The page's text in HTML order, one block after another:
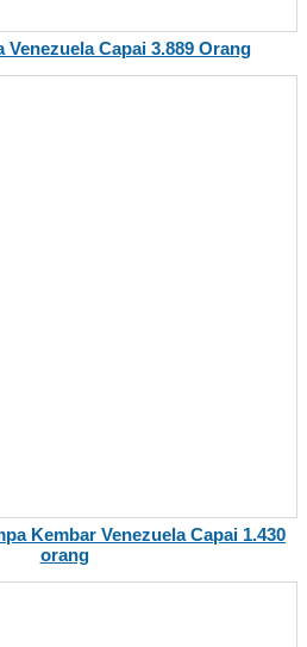
Venezuela Capai 3.889 Orang
Kembar Venezuela Capai 1.430
orang